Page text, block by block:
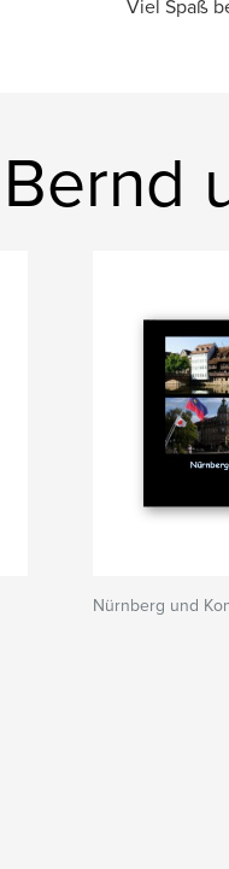
Viel Spaß
Nürnberg und